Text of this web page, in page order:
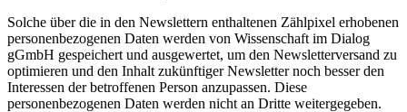
Solche über die in den Newslettern enthaltenen Zählpixel erhobenen
personenbezogenen Daten werden von Wissenschaft im Dialog
gGmbH gespeichert und ausgewertet, um den Newsletterversand zu
optimieren und den Inhalt zukünftiger Newsletter noch besser den
Interessen der betroffenen Person anzupassen. Diese
personenbezogenen Daten werden nicht an Dritte weitergegeben.